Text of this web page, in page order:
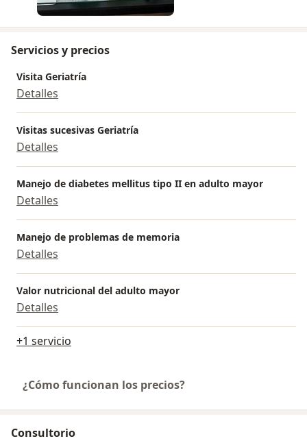
Servicios y precios
Visita Geriatría
Detalles
Visitas sucesivas Geriatría
Detalles
Manejo de diabetes mellitus tipo II en adulto mayor
Detalles
Manejo de problemas de memoria
Detalles
Valor nutricional del adulto mayor
Detalles
+1 servicio
¿Cómo funcionan los precios?
Consultorio